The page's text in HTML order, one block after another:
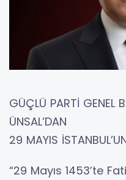
GÜÇLÜ PARTİ GENEL
ÜNSAL’DAN
29 MAYIS
“29 Mayıs 1453’te